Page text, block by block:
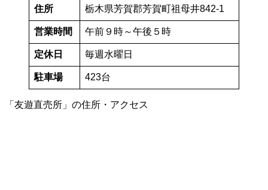
住所 栃木県芳賀郡芳賀町祖母井842-1
営業時間 午前９時～午後５時
定休日 毎週水曜日
駐車場 423台
「友遊直売所」の住所・アクセス